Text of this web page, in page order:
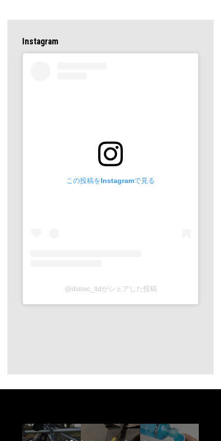
Instagram
この投稿をInstagramで見る
@diatec_ltdがシェアした投稿